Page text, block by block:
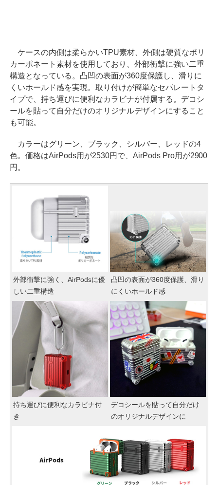
ケースの内側は柔らかいTPU素材、外側は硬質なポリ
カーポネート素材を使用しており、外部衝撃に強い二重
構造となっている。凸凹の表面が360度保護し、滑りに
くいホールド感を実現。取り付けが簡単なセパレートタ
イプで、持ち運びに便利なカラビナが付属する。デコシ
ールを貼って自分だけのオリジナルデザインにすること
も可能。
カラーはグリーン、ブラック、シルバー、レッドの4
色。価格はAirPods用が2530円で、AirPods Pro用が2900
円。
外部衝撃に強く、AirPodsに優
しい二重構造
凸凹の表面が360度保護、滑り
にくいホールド感
持ち運びに便利なカラビナ付
き
デコシールを貼って自分だけ
のオリジナルデザインに